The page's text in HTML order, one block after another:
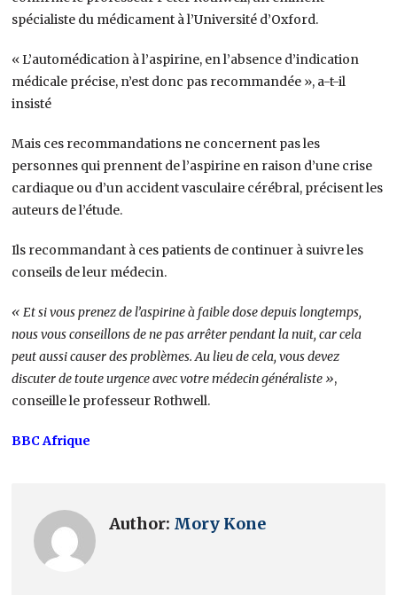
spécialiste du médicament à l’Université d’Oxford.
« L’automédication à l’aspirine, en l’absence d’indication
médicale précise, n’est donc pas recommandée », a-t-il
insisté
Mais ces recommandations ne concernent pas les
personnes qui prennent de l’aspirine en raison d’une crise
cardiaque ou d’un accident vasculaire cérébral, précisent les
auteurs de l’étude.
Ils recommandant à ces patients de continuer à suivre les
conseils de leur médecin.
« Et si vous prenez de l’aspirine à faible dose depuis longtemps,
nous vous conseillons de ne pas arrêter pendant la nuit, car cela
peut aussi causer des problèmes. Au lieu de cela, vous devez
discuter de toute urgence avec votre médecin généraliste »,
conseille le professeur Rothwell.
BBC Afrique
Author: Mory Kone